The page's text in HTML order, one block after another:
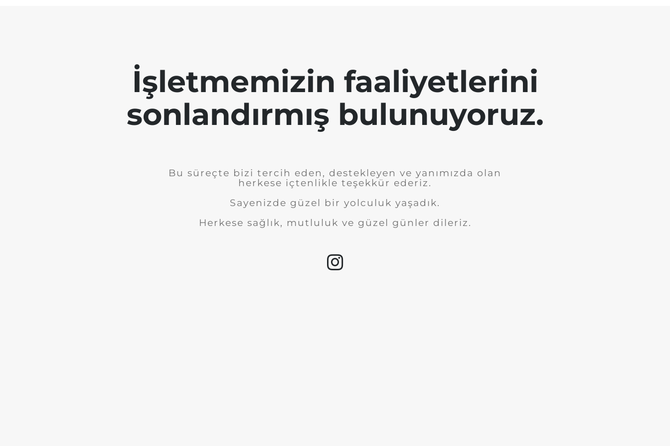
İşletmemizin faaliyetlerini
sonlandırmış bulunuyoruz.
Bu süreçte bizi tercih eden, destekleyen ve yanımızda olan
herkese içtenlikle teşekkür ederiz.
Sayenizde güzel bir yolculuk yaşadık.
Herkese sağlık, mutluluk ve güzel günler dileriz.